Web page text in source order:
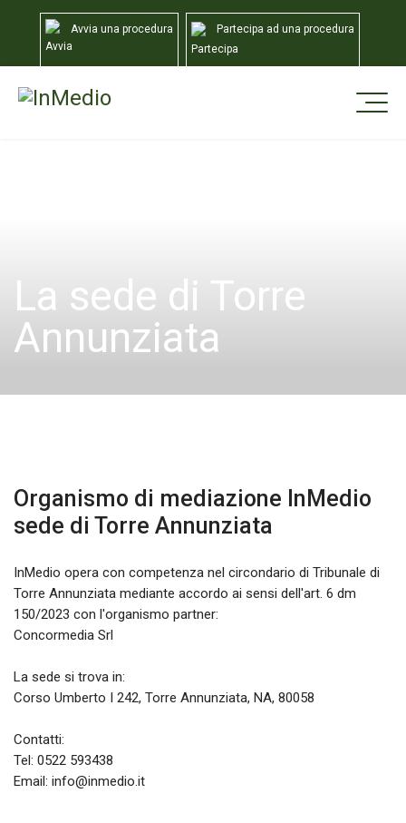
Avvia una procedura Partecipa ad una procedura
La sede di Torre
Annunziata
Organismo di mediazione InMedio
sede di Torre Annunziata
InMedio opera con competenza nel circondario di Tribunale di
Torre Annunziata mediante accordo ai sensi dell'art. 6 dm
150/2023 con l'organismo partner:
Concormedia Srl
La sede si trova in:
Corso Umberto I 242, Torre Annunziata, NA, 80058
Contatti:
Tel: 0522 593438
Email: info@inmedio.it